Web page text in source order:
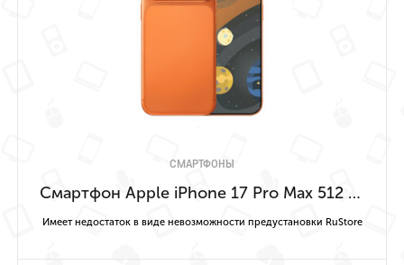
СМАРТФОНЫ
Смартфон Apple iPhone 17 Pro Max 512 ГБ («Космический оранжевый» | Cosmic Orange) Имеет недостаток в виде невозможности предустановки RuStore
Имеет недостаток в виде невозможности предустановки RuStore